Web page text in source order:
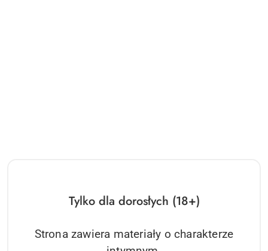
Tylko dla dorosłych (18+)
Strona zawiera materiały o charakterze